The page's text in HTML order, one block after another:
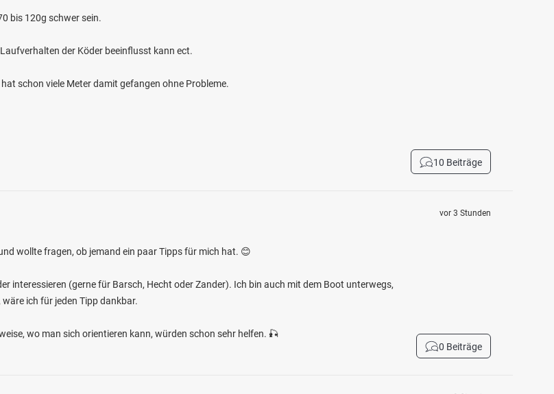
4.8
bis 120g schwer sein.
der Köder beeinflusst kann ect.
schon viele Meter damit gefangen ohne Probleme.
10 Beiträge
wollte fragen, ob jemand ein paar Tipps für mich hat. 😊
interessieren (gerne für Barsch, Hecht oder Zander). Ich bin auch mit dem Boot unterwegs,
ich für jeden Tipp dankbar.
wo man sich orientieren kann, würden schon sehr helfen. 🎣
vor 3 Stunden
0 Beiträge